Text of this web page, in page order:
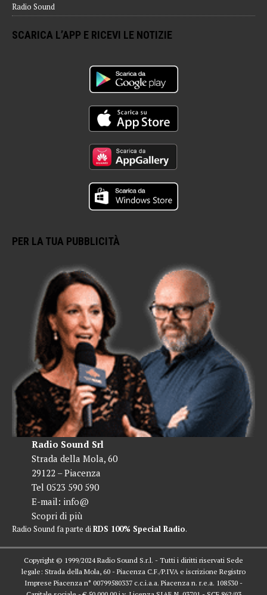
Radio Sound
SCARICA L’APP E RICEVI LE NOTIZIE
PER LA TUA PUBBLICITÀ
Radio Sound Srl
Strada della Mola, 60
29122 – Piacenza
Tel 0523 590 590
E-mail: info@
Scopri di più
Radio Sound fa parte diRDS 100% Special Radio.
Copyright © 1999/2024 Radio Sound S.r.l. - Tutti i diritti riservati Sede
legale: Strada della Mola, 60 - Piacenza C.F./P.IVA e iscrizione Registro
Imprese Piacenza n° 00799580337 c.c.i.a.a. Piacenza n. r.e.a. 108530 -